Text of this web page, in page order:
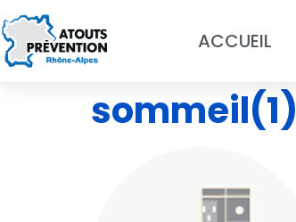
ACCUEIL
sommeil(1)